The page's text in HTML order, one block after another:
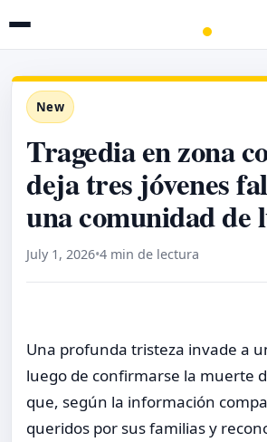
New
Tragedia en zona
deja tres jóvenes
una comunidad de
July 1, 2026•4 min de lectura
Una profunda tristeza invade a
luego de confirmarse la muerte
que, según la información
queridos por sus familias y